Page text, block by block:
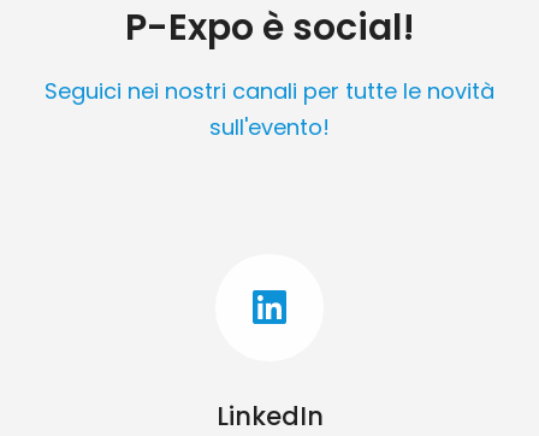
P-Expo è social!
Seguici nei nostri canali per tutte le novità
sull'evento!
LinkedIn